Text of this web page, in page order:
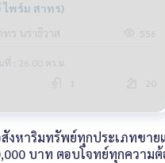
ไพร์ม สาทร)
ทร นราธิวาส
556
ที่ : 26.00 ตร.ม.
20
งหาริมทรัพย์ทุกประเภทขาย
บาท ตอบโจทย์ทุกความ